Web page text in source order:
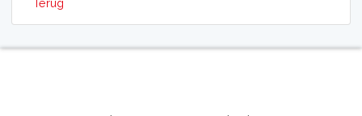
Terug